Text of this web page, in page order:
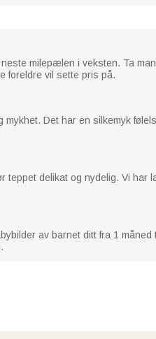
milepælen i veksten. Ta
foreldre vil sette pris på.
Det har en silkemyk
delikat og nydelig. Vi har
av barnet ditt fra 1 måned